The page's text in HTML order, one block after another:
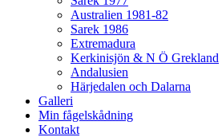
Australien 1981-82
Sarek 1986
Extremadura
Kerkinisjön & N Ö Grekland
Andalusien
Härjedalen och Dalarna
Galleri
Min fågelskådning
Kontakt